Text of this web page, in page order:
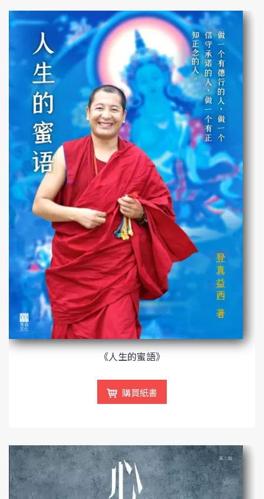
《人生的蜜語》
購買紙書